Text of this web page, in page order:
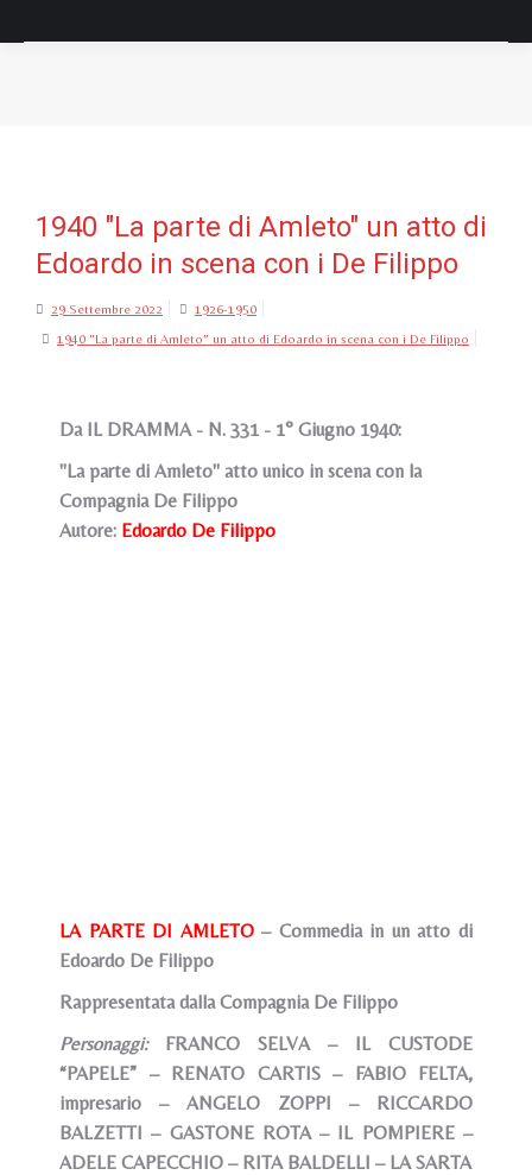
1940 "La parte di Amleto" un atto di
Edoardo in scena con i De Filippo
29 Settembre 2022 1926-1950
1940 "La parte di Amleto" un atto di Edoardo in scena con i De Filippo
Da IL DRAMMA - N. 331 - 1° Giugno 1940:
"La parte di Amleto" atto unico in scena con la
Compagnia De Filippo
Autore: Edoardo De Filippo
LA PARTE DI AMLETO– Commedia in un atto di
Edoardo De Filippo
Rappresentata dalla Compagnia De Filippo
Personaggi:FRANCO SELVA – IL CUSTODE
“PAPELE” – RENATO CARTIS – FABIO FELTA,
impresario – ANGELO ZOPPI – RICCARDO
BALZETTI – GASTONE ROTA – IL POMPIERE –
ADELE CAPECCHIO – RITA BALDELLI – LA SARTA